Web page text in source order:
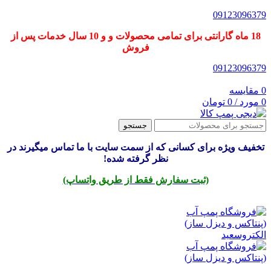
09123096379
18 ماه گارانتی برای تمامی محصولات و و 10 سال خدمات پس از
فروش
09123096379
0 مقایسه
0 مورد /
0 تومان
جستجو
تخفیف ویژه برای کسانی که از سمت سایت با ما تماس میگیرند در
نظر گرفته شده!
(ثبت سفارش فقط از طریق واتساپ)